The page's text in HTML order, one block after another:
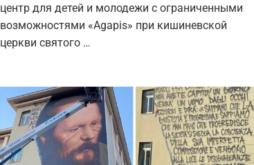
центр для детей и молодежи с ограниченными
возможностями «Agapis» при кишиневской
церкви святого …